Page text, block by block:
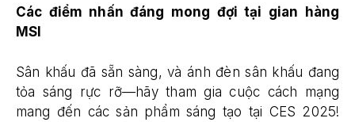
Các điểm nhấn đáng mong đợi tại gian hàng
MSI
Sân khấu đã sẵn sàng, và ánh đèn sân khấu đang
tỏa sáng rực rỡ—hãy tham gia cuộc cách mạng
mang đến các sản phẩm sáng tạo tại CES 2025!